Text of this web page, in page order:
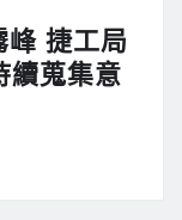
峰 捷工局
續蒐集意